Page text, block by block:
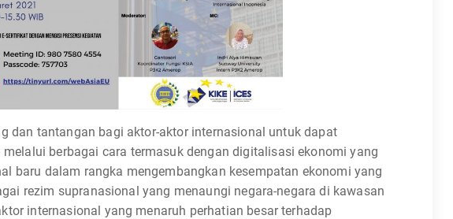
dan tantangan bagi aktor-aktor internasional untuk dapat
berbagai cara termasuk dengan digitalisasi ekonomi yang
baru dalam rangka mengembangkan kesempatan ekonomi yang
rezim supranasional yang menaungi negara-negara di kawasan
internasional yang menaruh perhatian besar terhadap